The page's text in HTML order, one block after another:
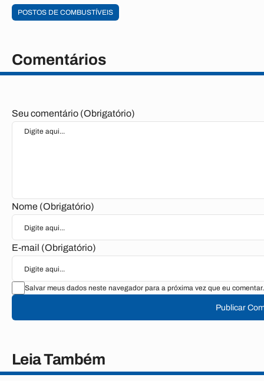
POSTOS DE COMBUSTÍVEIS
Comentários
Seu comentário (Obrigatório)
Nome (Obrigatório)
E-mail (Obrigatório)
Salvar meus dados neste navegador para a próxima vez que eu comentar.
Publicar
Leia Também